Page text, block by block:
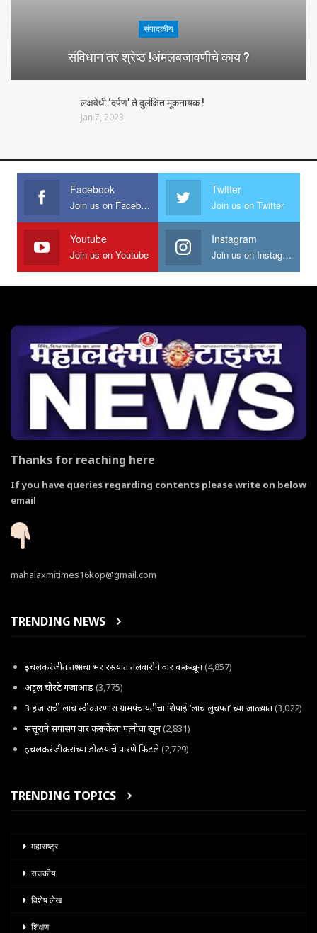
संपादकीय
संविधान तर श्रेष्ठ !अंमलबजावणीचे काय ?
लक्षवेधी ‘दर्पण’ ते दुर्लक्षित मूकनायक !
Jan 7, 2023
Facebook
Join us on Facebook
Twitter
Join us on Twitter
Youtube
Join us on Youtube
Instagram
Join us on Instagram
Thanks for reaching here
If you have queries regarding contents please write on below
email
mahalaxmitimes16kop@gmail.com
TRENDING NEWS
इचलकरंजीत तरूणाचा भर रस्त्यात तलवारीने वार करून खून(4,857)
अट्टल चोरटे गजाआड(3,775)
3 हजाराची लाच स्वीकारणारा ग्रामपंचायतीचा शिपाई ‘लाच लुचपत’ च्या जाळ्यात(3,022)
सत्तूराने सपासप वार करून केला पत्नीचा खून(2,831)
इचलकरंजीकरांच्या डोळयाचे पारणे फिटले(2,729)
TRENDING TOPICS
महाराष्ट्र
राजकीय
विशेष लेख
शिक्षण